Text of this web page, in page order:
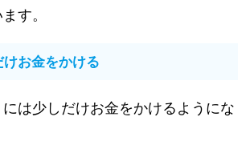
す。
お金をかける
は少しだけお金をかけるようにな